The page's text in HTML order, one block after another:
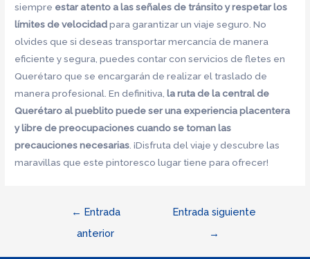
siempre estar atento a las señales de tránsito y respetar los
límites de velocidadpara garantizar un viaje seguro. No
olvides que si deseas transportar mercancía de manera
eficiente y segura, puedes contar con servicios de fletes en
Querétaro que se encargarán de realizar el traslado de
manera profesional. En definitiva,la ruta de la central de
Querétaro al pueblito puede ser una experiencia placentera
y libre de preocupaciones cuando se toman las
precauciones necesarias. ¡Disfruta del viaje y descubre las
maravillas que este pintoresco lugar tiene para ofrecer!
Navegación
← Entrada
anterior
Entrada siguiente
→